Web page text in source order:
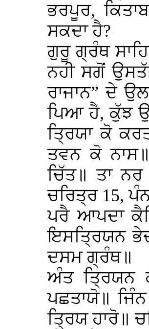
ਭਰਪੂਰ,
ਸਕਦਾ ਹੈ?
ਗੁਰੂ ਗ੍ਰੰਥ
ਨਹੀ ਸਗੋਂ
ਰਾਜਾਨ” ਦੇ
ਪਿਆ ਹੈ, ਕੁੱਝ
ਤ੍ਰਿਯਾ ਕੋ
ਤਵਨ ਕੋ
ਚਿੱਤ॥ ਤਾ
ਚਰਿਤ੍ਰ 15,
ਪਰੈ ਆਪਦਾ
ਇਸਤ੍ਰਿਯਨ
ਦਸਮ ਗ੍ਰੰਥ॥
ਅੰਤ ਤ੍ਰਿਯਨ
ਪਛਤਾਯੋ॥
ਤ੍ਰਿਯ ਹਾਰੋ॥